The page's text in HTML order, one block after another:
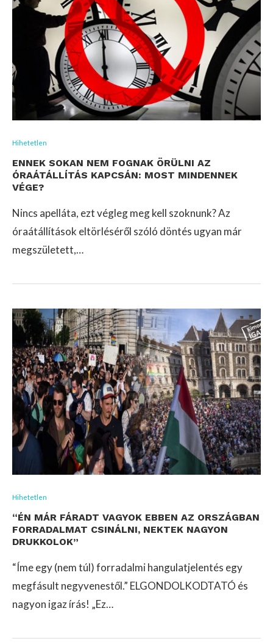
Hihetetlen
ENNEK SOKAN NEM FOGNAK ÖRÜLNI AZ
ÓRAÁTÁLLÍTÁS KAPCSÁN: MOST MINDENNEK
VÉGE?
Nincs apelláta, ezt végleg meg kell szoknunk? Az
óraátállítások eltörléséről szóló döntés ugyan már
megszületett,…
Hihetetlen
“ÉN MÁR FÁRADT VAGYOK EBBEN AZ ORSZÁGBAN
FORRADALMAT CSINÁLNI, NEKTEK NAGYON
DRUKKOLOK”
“Íme egy (nem túl) forradalmi hangulatjelentés egy
megfásult negyvenestől.” ELGONDOLKODTATÓ és
nagyon igaz írás! „Ez…